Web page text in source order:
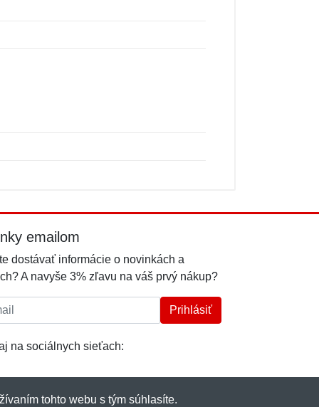
emailom
dostávať informácie o novinkách a
A navyše 3% zľavu na váš prvý nákup?
Prihlásiť
na sociálnych sieťach:
tohto webu s tým súhlasíte.